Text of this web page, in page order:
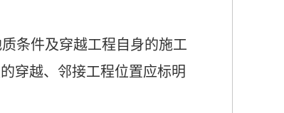
条件及穿越工程自身的施工
穿越、邻接工程位置应标明